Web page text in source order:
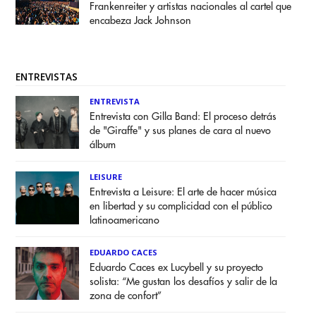
Frankenreiter y artistas nacionales al cartel que
encabeza Jack Johnson
ENTREVISTAS
ENTREVISTA
Entrevista con Gilla Band: El proceso detrás
de "Giraffe" y sus planes de cara al nuevo
álbum
LEISURE
Entrevista a Leisure: El arte de hacer música
en libertad y su complicidad con el público
latinoamericano
EDUARDO CACES
Eduardo Caces ex Lucybell y su proyecto
solista: “Me gustan los desafíos y salir de la
zona de confort”